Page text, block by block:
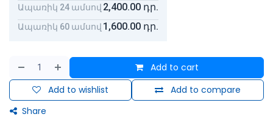
Ապառիկ 24 ամսով 2,400.00 դր.
Ապառիկ 60 ամսով 1,600.00 դր.
Add to cart
Add to compare
Add to wishlist
Share